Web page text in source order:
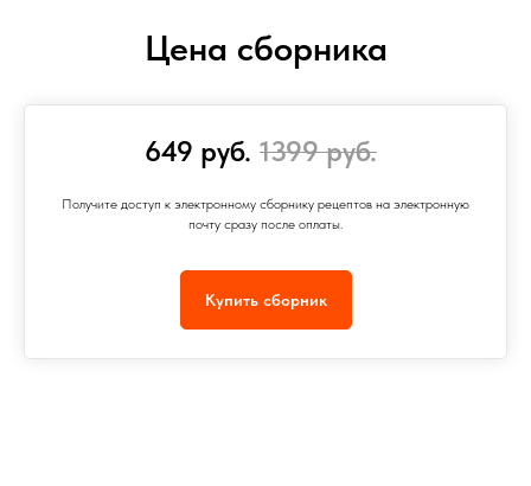
Цена сборника
649 руб. 1399 руб.
Получите доступ к электронному сборнику рецептов на электронную
почту сразу после оплаты.
Купить сборник